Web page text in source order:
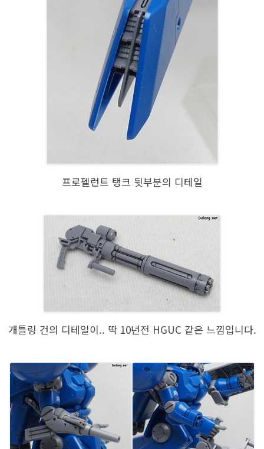
프로펠런트 탱크 뒷부분의 디테일
개틀링 건의 디테일이.. 딱 10년전 HGUC 같은 느낌입니다.